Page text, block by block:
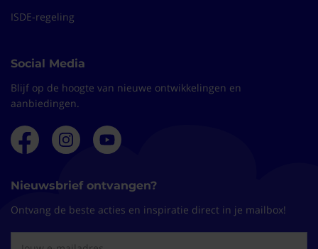
ISDE-regeling
Social Media
Blijf op de hoogte van nieuwe ontwikkelingen en
aanbiedingen.
Nieuwsbrief ontvangen?
Ontvang de beste acties en inspiratie direct in je mailbox!